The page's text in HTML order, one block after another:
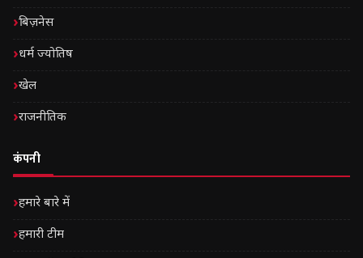
बिज़नेस
धर्म ज्योतिष
खेल
राजनीतिक
कंपनी
हमारे बारे में
हमारी टीम